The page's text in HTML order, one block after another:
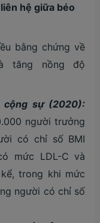
hệ giữa béo
bằng chứng về
tăng nồng độ
cộng sự (2020):
người trưởng
có chỉ số BMI
mức LDL-C và
trong khi mức
người có chỉ số